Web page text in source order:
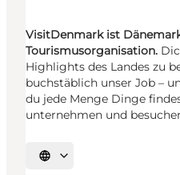
VisitDenmark ist
Tourismusorganisation.
Highlights des Landes zu
buchstäblich unser Job –
du jede Menge Dinge
unternehmen und
Sprache auswählen